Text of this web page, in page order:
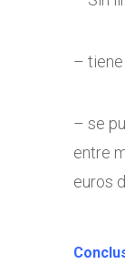
– tiene
– se
entre
euros